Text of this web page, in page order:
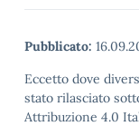
Pubblicato:
Eccetto dove
stato rilasciato
Attribuzione 4.0